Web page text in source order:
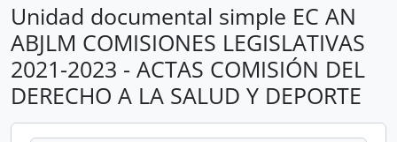
Unidad documental simple EC AN
ABJLM COMISIONES LEGISLATIVAS
2021-2023 - ACTAS COMISIÓN DEL
DERECHO A LA SALUD Y DEPORTE